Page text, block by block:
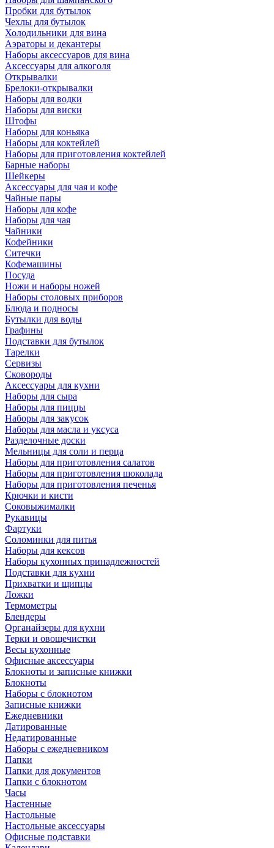
Пробки для бутылок
Чехлы для бутылок
Холодильники для вина
Аэраторы и декантеры
Наборы аксессуаров для вина
Аксессуары для алкоголя
Открывалки
Брелоки-открывалки
Наборы для водки
Наборы для виски
Штофы
Наборы для коньяка
Наборы для коктейлей
Наборы для приготовления коктейлей
Барные наборы
Шейкеры
Аксессуары для чая и кофе
Чайные пары
Наборы для кофе
Наборы для чая
Чайники
Кофейники
Ситечки
Кофемашины
Посуда
Ножи и наборы ножей
Наборы столовых приборов
Блюда и подносы
Бутылки для воды
Графины
Подставки для бутылок
Тарелки
Сервизы
Сковороды
Аксессуары для кухни
Наборы для сыра
Наборы для пиццы
Наборы для закусок
Наборы для масла и уксуса
Разделочные доски
Мельницы для соли и перца
Наборы для приготовления салатов
Наборы для приготовления шоколада
Наборы для приготовления печенья
Крючки и кисти
Соковыжималки
Рукавицы
Фартуки
Соломинки для питья
Наборы для кексов
Наборы кухонных принадлежностей
Подставки для кухни
Прихватки и щипцы
Ложки
Термометры
Блендеры
Органайзеры для кухни
Терки и овощечистки
Весы кухонные
Офисные аксессуары
Блокноты и записные книжки
Блокноты
Наборы с блокнотом
Записные книжки
Ежедневники
Датированные
Недатированные
Наборы с ежедневником
Папки
Папки для документов
Папки с блокнотом
Часы
Настенные
Настольные
Настольные аксессуары
Офисные подставки